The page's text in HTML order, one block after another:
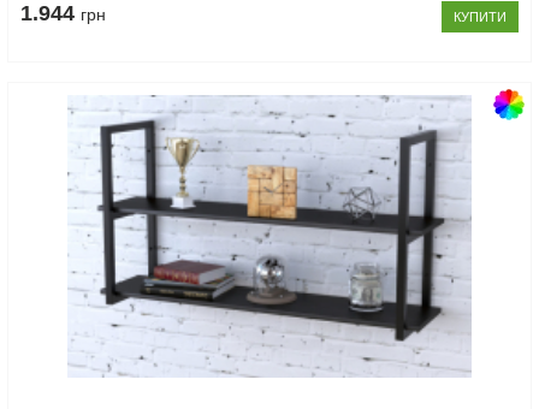
1.944 грн КУПИТИ